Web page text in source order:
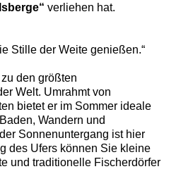
verliehen hat.
Stille der Weite genießen.“
den größten
Welt. Umrahmt von
bietet er im Sommer ideale
Wandern und
Sonnenuntergang ist hier
des Ufers können Sie kleine
und traditionelle Fischerdörfer